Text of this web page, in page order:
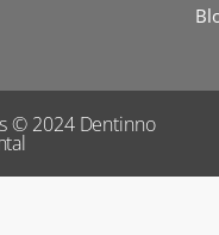
© 2024 Dentinno